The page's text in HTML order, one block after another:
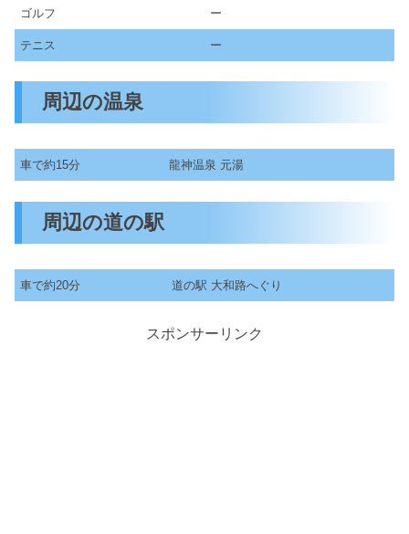
ゴルフ ー
テニス ー
周辺の温泉
車で約15分 龍神温泉 元湯
周辺の道の駅
車で約20分 道の駅 大和路へぐり
スポンサーリンク